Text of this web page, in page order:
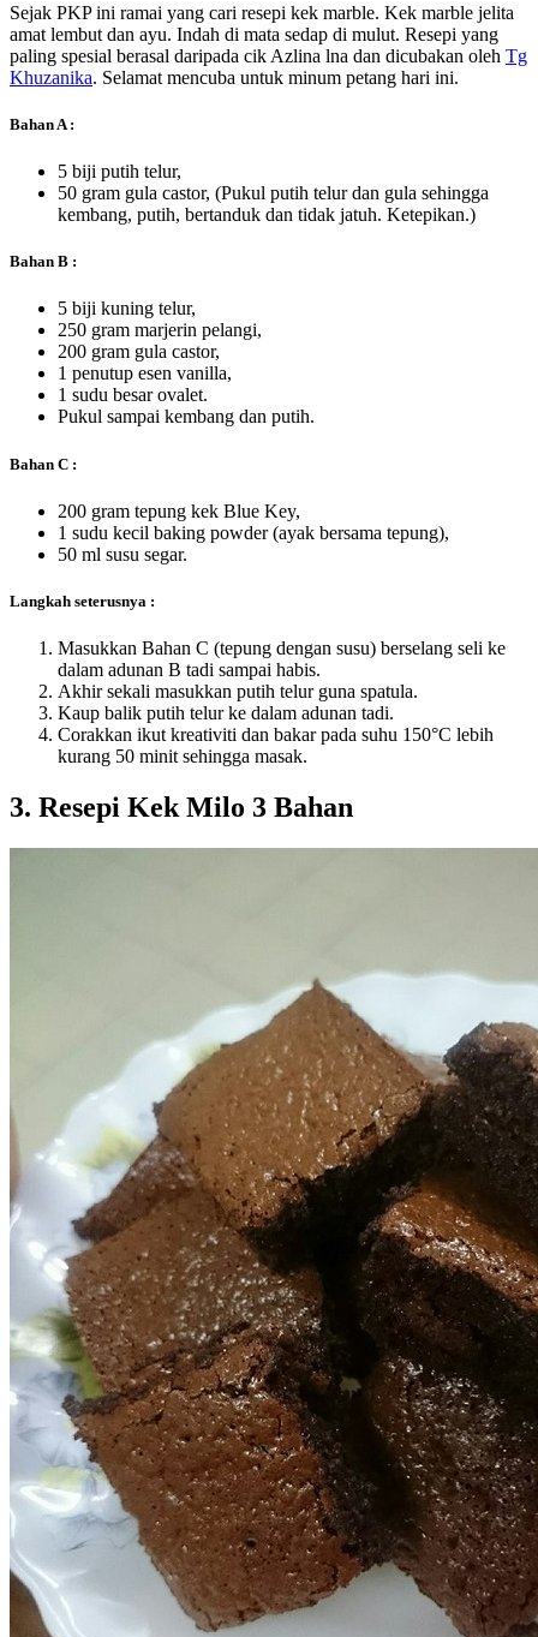
Sejak PKP ini ramai yang cari resepi kek marble. Kek marble jelita
amat lembut dan ayu. Indah di mata sedap di mulut. Resepi yang
paling spesial berasal daripada cik Azlina lna dan dicubakan oleh Tg
Khuzanika. Selamat mencuba untuk minum petang hari ini.
Bahan A :
5 biji putih telur,
50 gram gula castor, (Pukul putih telur dan gula sehingga
kembang, putih, bertanduk dan tidak jatuh. Ketepikan.)
Bahan B :
5 biji kuning telur,
250 gram marjerin pelangi,
200 gram gula castor,
1 penutup esen vanilla,
1 sudu besar ovalet.
Pukul sampai kembang dan putih.
Bahan C :
200 gram tepung kek Blue Key,
1 sudu kecil baking powder (ayak bersama tepung),
50 ml susu segar.
Langkah seterusnya :
Masukkan Bahan C (tepung dengan susu) berselang seli ke
dalam adunan B tadi sampai habis.
Akhir sekali masukkan putih telur guna spatula.
Kaup balik putih telur ke dalam adunan tadi.
Corakkan ikut kreativiti dan bakar pada suhu 150°C lebih
kurang 50 minit sehingga masak.
3. Resepi Kek Milo 3 Bahan